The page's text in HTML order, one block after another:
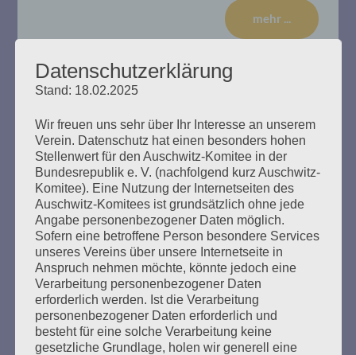
mehr ...
spricht
Erstellt am8. Dezember 2024
Ein Buch zum 100. Geburtstag von Esther Bejarano. Hrsg.
vom Auschwitz-Komitee in der Bundesrepublik
Deutschland e. V., Zusammengestellt von Helga Obens
und Susanne Kondoch-Klockow, mit einem Beitrag von
Detlef Garbe
mehr ...
Datenschutzerklärung
Stand: 18.02.2025
Wir freuen uns sehr über Ihr Interesse an unserem
Verein. Datenschutz hat einen besonders hohen
Stellenwert für den Auschwitz-Komitee in der
Bundesrepublik e. V. (nachfolgend kurz Auschwitz-
Komitee). Eine Nutzung der Internetseiten des
Auschwitz-Komitees ist grundsätzlich ohne jede
Angabe personenbezogener Daten möglich.
Sofern eine betroffene Person besondere Services
unseres Vereins über unsere Internetseite in
Anspruch nehmen möchte, könnte jedoch eine
Verarbeitung personenbezogener Daten
erforderlich werden. Ist die Verarbeitung
personenbezogener Daten erforderlich und
besteht für eine solche Verarbeitung keine
gesetzliche Grundlage, holen wir generell eine